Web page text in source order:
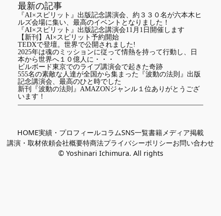
最新の記事
『AI×スピリット』出版記念講演会、約３３０名が六本木ヒ
ルズ会場に集い、最高のイベントとなりました！
『AI×スピリット』出版記念講演会11月1日開催します
【新刊】AI×スピリット予約開始
TEDXで登壇。世界で公開されました!
2025年は魂のミッションに従って情熱を持って行動し、日
本から世界へ１０億人に・・・
ビルボード東京でのライブ講演会で起きた奇跡
555名の素敵な人達が全国から集まった『波動の法則』出版
記念講演会、最高のひと時でした
新刊『波動の法則』AMAZONジャンル１位ありがとうござ
います！
HOME実績・プロフィールコラムSNS一覧書籍メディア掲載
講演・取材依頼会社概要特商法プライバシーポリシーお問い合わせ
© Yoshinari Ichimura. All rights